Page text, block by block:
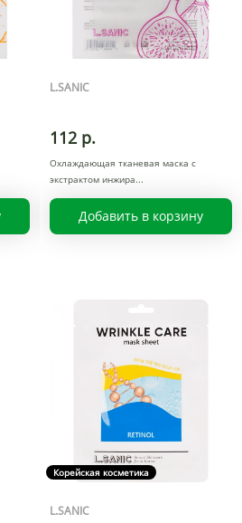
L.SANIC
112 р.
Охлаждающая тканевая маска с
экстрактом инжира
Добавить в корзину
Корейская косметика
L.SANIC